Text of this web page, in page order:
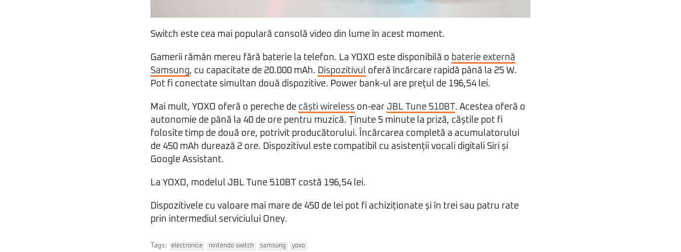
Switch este cea mai populară consolă video din lume în acest moment.
Gamerii rămân mereu fără baterie la telefon. La YOXO este disponibilă o baterie externă
Samsung, cu capacitate de 20.000 mAh. Dispozitivul oferă încărcare rapidă până la 25 W.
Pot fi conectate simultan două dispozitive. Power bank-ul are prețul de 196,54 lei.
Mai mult, YOXO oferă o pereche de căști wireless on-ear JBL Tune 510BT. Acestea oferă o
autonomie de până la 40 de ore pentru muzică. Ținute 5 minute la priză, căștile pot fi
folosite timp de două ore, potrivit producătorului. Încărcarea completă a acumulatorului
de 450 mAh durează 2 ore. Dispozitivul este compatibil cu asistenții vocali digitali Siri și
Google Assistant.
La YOXO, modelul JBL Tune 510BT costă 196,54 lei.
Dispozitivele cu valoare mai mare de 450 de lei pot fi achiziționate și în trei sau patru rate
prin intermediul serviciului Oney.
Tags: electronice nintendo switch samsung yoxo